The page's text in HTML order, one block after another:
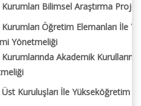
Bilimsel Araştırma
Öğretim Elemanları İle
Yönetmeliği
Akademik Kurulların
Kuruluşları İle Yükseköğretim